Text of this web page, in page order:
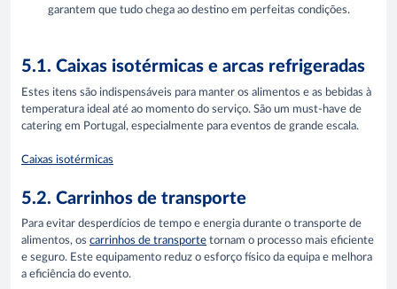
garantem que tudo chega ao destino em perfeitas condições.
5.1. Caixas isotérmicas e arcas refrigeradas
Estes itens são indispensáveis para manter os alimentos e as bebidas à
temperatura ideal até ao momento do serviço. São um must-have de
catering em Portugal, especialmente para eventos de grande escala.
Caixas isotérmicas
5.2. Carrinhos de transporte
Para evitar desperdícios de tempo e energia durante o transporte de
alimentos, os carrinhos de transporte tornam o processo mais eficiente
e seguro. Este equipamento reduz o esforço físico da equipa e melhora
a eficiência do evento.